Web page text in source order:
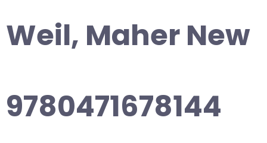
Weil, Maher New
9780471678144